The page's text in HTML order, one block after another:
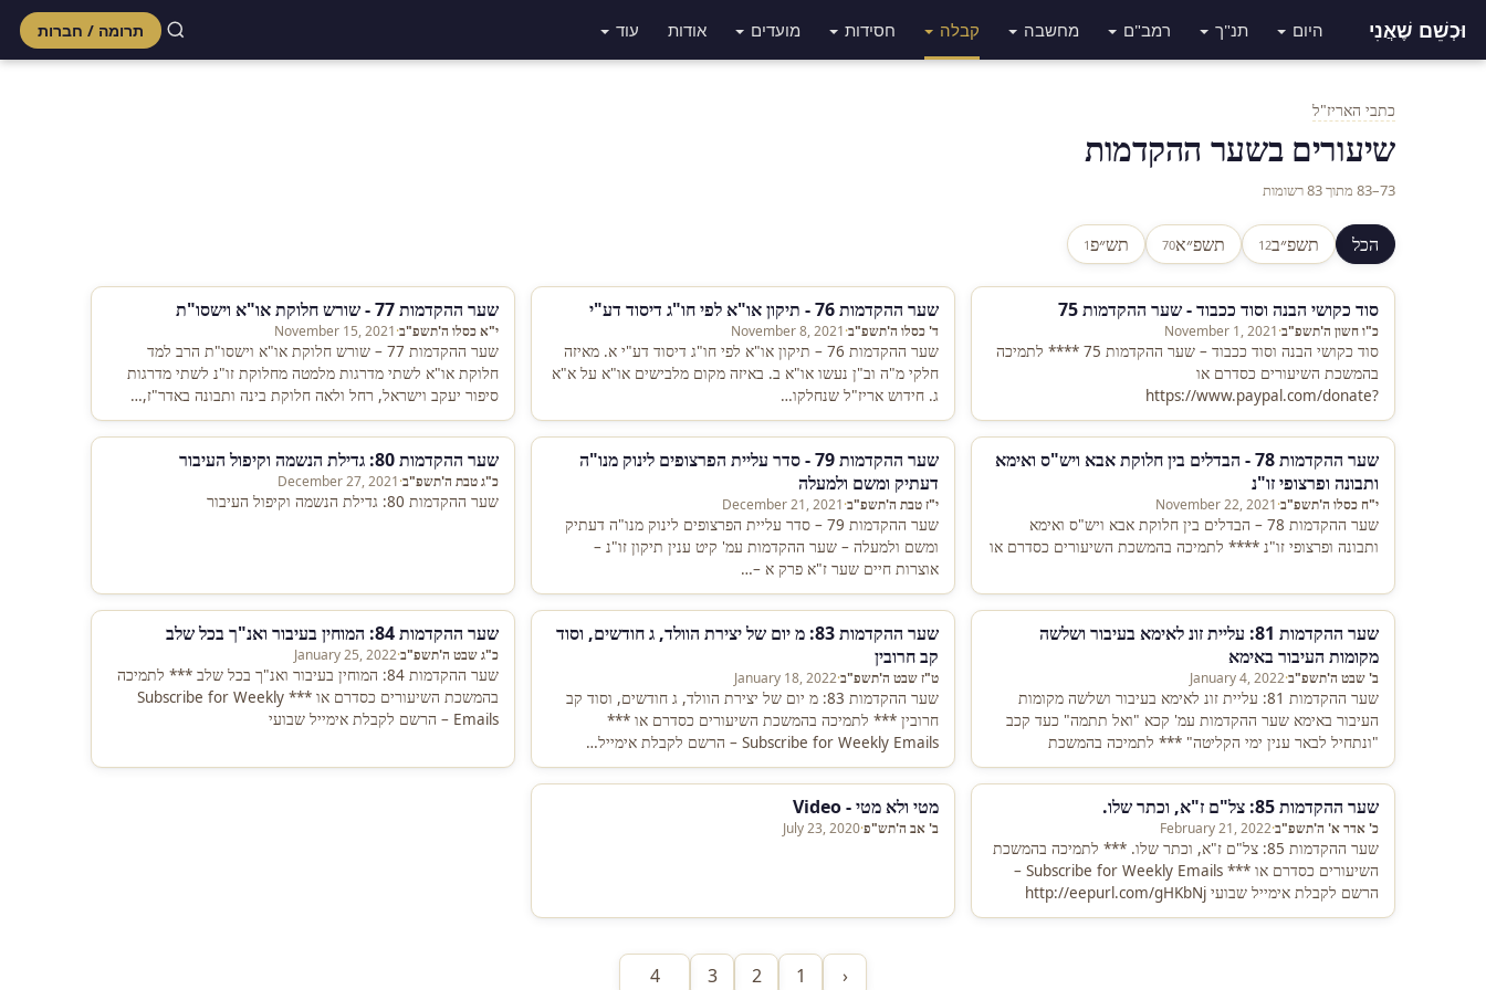
וּכְשֵׁם שֶׁאֲנִי היום תנ"ך רמב"ם מחשבה קבלה חסידות מועדים אודות עוד תרומה / חברות
כתבי האריז"ל
שיעורים בשער ההקדמות
73–83 מתוך 83 רשומות
הכל תשפ״ב12 תשפ״א70 תש״פ1
סוד כקושי הבנה וסוד ככבוד - שער ההקדמות 75
כ"ו חשון ה'תשפ"ב·
November 1, 2021
סוד כקושי הבנה וסוד ככבוד – שער ההקדמות 75 **** לתמיכה
בהמשכת השיעורים כסדרם או
https://www.paypal.com/donate?
token=cLl9ynmnQ7VFHjVyBBsyaymawZ4OV3ZgVz7HBICxjqqq_uc5Wj8nO0pm-
81qbr3L9uFaN6HSqllC7SiK
שער ההקדמות 76 - תיקון או"א לפי חו"ג דיסוד דע"י
ד' כסלו ה'תשפ"ב·
November 8, 2021
שער ההקדמות 76 – תיקון או"א לפי חו"ג דיסוד דע"י א. מאיזה
חלקי מ"ה וב"ן נעשו או"א ב. באיזה מקום מלבישים או"א על א"א
ג. חידוש אריז"ל שנחלקו…
שער ההקדמות 77 - שורש חלוקת או"א וישסו"ת
י"א כסלו ה'תשפ"ב·
November 15, 2021
שער ההקדמות 77 – שורש חלוקת או"א וישסו"ת הרב למד
חלוקת או"א לשתי מדרגות מלמטה מחלוקת זו"נ לשתי מדרגות
סיפור יעקב וישראל, רחל ולאה חלוקת בינה ותבונה באדר"ז,…
שער ההקדמות 78 - הבדלים בין חלוקת אבא ויש"ס ואימא
ותבונה ופרצופי זו"נ
י"ח כסלו ה'תשפ"ב·
November 22, 2021
שער ההקדמות 78 – הבדלים בין חלוקת אבא ויש"ס ואימא
ותבונה ופרצופי זו"נ **** לתמיכה בהמשכת השיעורים כסדרם או
שער ההקדמות 79 - סדר עליית הפרצופים לינוק מנו"ה
דעתיק ומשם ולמעלה
י"ז טבת ה'תשפ"ב·
December 21, 2021
שער ההקדמות 79 – סדר עליית הפרצופים לינוק מנו"ה דעתיק
ומשם ולמעלה – שער ההקדמות עמ' קיט ענין תיקון זו"נ –
אוצרות חיים שער ז"א פרק א –…
שער ההקדמות 80: גדילת הנשמה וקיפול העיבור
כ"ג טבת ה'תשפ"ב·
December 27, 2021
שער ההקדמות 80: גדילת הנשמה וקיפול העיבור
שער ההקדמות 81: עליית זונ לאימא בעיבור ושלשה
מקומות העיבור באימא
ב' שבט ה'תשפ"ב·
January 4, 2022
שער ההקדמות 81: עליית זונ לאימא בעיבור ושלשה מקומות
העיבור באימא שער ההקדמות עמ' קכא "ואל תתמה" כעד קכב
"ונתחיל לבאר ענין ימי הקליטה" *** לתמיכה בהמשכת
השיעורים…
שער ההקדמות 83: מ יום של יצירת הוולד, ג חודשים, וסוד
קב חרובין
ט"ז שבט ה'תשפ"ב·
January 18, 2022
שער ההקדמות 83: מ יום של יצירת הוולד, ג חודשים, וסוד קב
חרובין *** לתמיכה בהמשכת השיעורים כסדרם או ***
Subscribe for Weekly Emails – הרשם לקבלת אימייל…
שער ההקדמות 84: המוחין בעיבור ואנ"ך בכל שלב
כ"ג שבט ה'תשפ"ב·
January 25, 2022
שער ההקדמות 84: המוחין בעיבור ואנ"ך בכל שלב *** לתמיכה
בהמשכת השיעורים כסדרם או *** Subscribe for Weekly
Emails – הרשם לקבלת אימייל שבועי
שער ההקדמות 85: צל"ם ז"א, וכתר שלו.
כ' אדר א' ה'תשפ"ב·
February 21, 2022
שער ההקדמות 85: צל"ם ז"א, וכתר שלו. *** לתמיכה בהמשכת
השיעורים כסדרם או *** Subscribe for Weekly Emails –
הרשם לקבלת אימייל שבועי http://eepurl.com/gHKbNj
מטי ולא מטי - Video
ב' אב ה'תש"פ·
July 23, 2020
‹
1
2
3
4